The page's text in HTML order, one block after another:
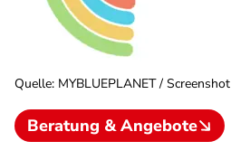
Quelle: MYBLUEPLANET / Screenshot
Beratung & Angebote